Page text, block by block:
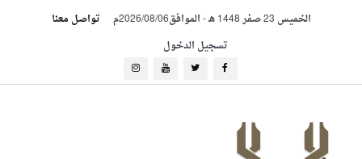
الخميس 23 صفر 1448 هـ -الموافق2026/08/06م
تواصل معنا
تسجيل الدخول